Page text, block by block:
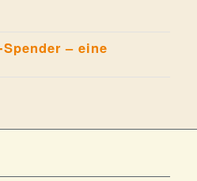
– eine